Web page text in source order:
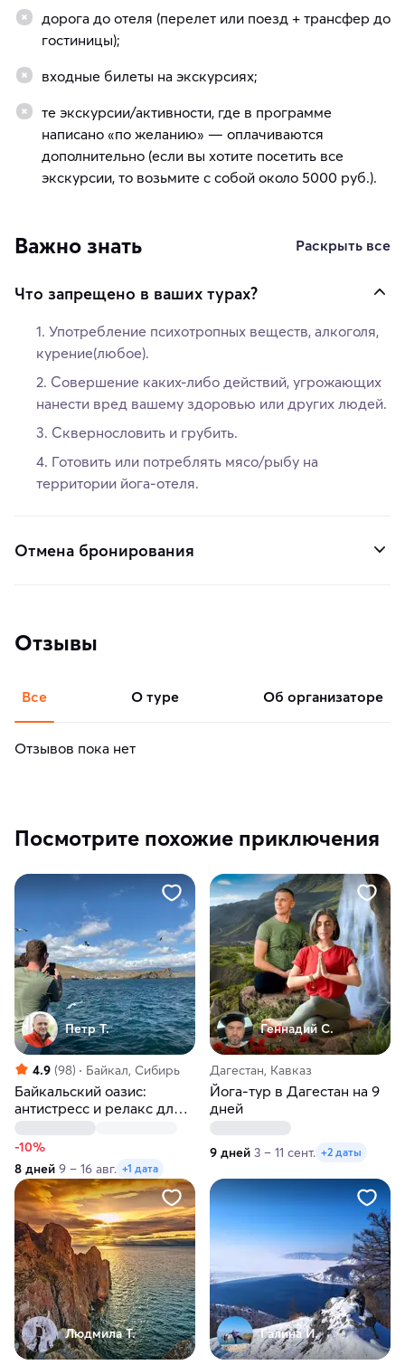
дорога до отеля (перелет или поезд + трансфер до
гостиницы);
входные билеты на экскурсиях;
те экскурсии/активности, где в программе
написано «по желанию» — оплачиваются
дополнительно (если вы хотите посетить все
экскурсии, то возьмите с собой около 5000 руб.).
Важно знать Раскрыть все
Что запрещено в ваших турах?
Употребление психотропных веществ, алкоголя,
курение(любое).
Совершение каких-либо действий, угрожающих
нанести вред вашему здоровью или других людей.
Сквернословить и грубить.
Готовить или потреблять мясо/рыбу на
территории йога-отеля.
Отмена бронирования
Отзывы
Все о туре об организаторе
Отзывов пока нет
Посмотрите похожие приключения
Петр Т.
4.9 (98) Байкал, Сибирь
Байкальский оазис:
антистресс и релакс для
Огой, Малое Море и
Тажераны
-10%
8 дней 9 – 16 авг. +1 дата
Геннадий С.
Дагестан, Кавказ
Йога-тур в Дагестан на 9
дней
9 дней 3 – 11 сент. +2 даты
Людмила Т. Галина И.